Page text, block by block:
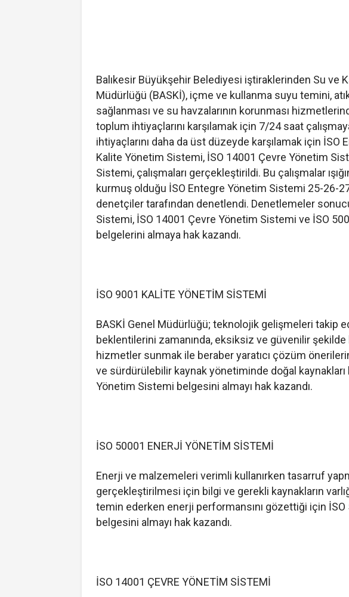
Balıkesir Büyükşehir Belediyesi iştiraklerinden Su ve
Müdürlüğü (BASKİ), içme ve kullanma suyu temini,
sağlanması ve su havzalarının korunması
toplum ihtiyaçlarını karşılamak için 7/24 saat
ihtiyaçlarını daha da üst düzeyde karşılamak için
Kalite Yönetim Sistemi, İSO 14001 Çevre Yönetim
Sistemi, çalışmaları gerçekleştirildi. Bu çalışmalar
kurmuş olduğu İSO Entegre Yönetim Sistemi 25-26-
denetçiler tarafından denetlendi. Denetlemeler
Sistemi, İSO 14001 Çevre Yönetim Sistemi ve İSO
belgelerini almaya hak kazandı.
İSO 9001 KALİTE YÖNETİM SİSTEMİ
BASKİ Genel Müdürlüğü; teknolojik gelişmeleri takip
beklentilerini zamanında, eksiksiz ve güvenilir şekilde
hizmetler sunmak ile beraber yaratıcı çözüm
ve sürdürülebilir kaynak yönetiminde doğal
Yönetim Sistemi belgesini almayı hak kazandı.
İSO 50001 ENERJİ YÖNETİM SİSTEMİ
Enerji ve malzemeleri verimli kullanırken tasarruf
gerçekleştirilmesi için bilgi ve gerekli kaynakların
temin ederken enerji performansını gözettiği için
belgesini almayı hak kazandı.
İSO 14001 ÇEVRE YÖNETİM SİSTEMİ